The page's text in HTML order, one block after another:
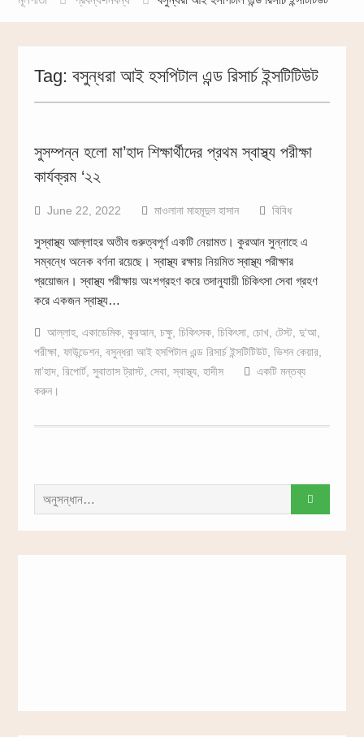
Tag: বসুন্ধরা আই হসপিটাল এন্ড রিসার্চ ইন্সটিটিউট
সুসম্পন্ন হলো মা’হাদ শিক্ষার্থীদের প্রথম স্বাস্থ্য পরীক্ষা
কার্যক্রম ‘২২
June 22, 2022 মাওলানা মাহমূদুল হাসান বিবিধ
সুস্বাস্থ্য আল্লাহর অতীব গুরুত্বপূর্ণ একটি নেয়ামত। কুরআন সুন্নাহে এ
সম্বন্ধে অনেক বর্ণনা রয়েছে। স্বাস্থ্য রক্ষায় নিয়মিত স্বাস্থ্য পরীক্ষার
প্রয়োজন। স্বাস্থ্য পরীক্ষায় অংশগ্রহণ করে তদানুযায়ী চিকিৎসা সেবা গ্রহণ
করে একজন স্বাস্থ্য…
আল্লাহ, একাডেমিক, কুরআন, চক্ষু, চিকিৎসক, চিকিৎসা, চোখ, টেস্ট, দু‘আ,
পরীক্ষা, ফাউন্ডেশন, বসুন্ধরা আই হসপিটাল এন্ড রিসার্চ ইন্সটিটিউট, ভিশন কেয়ার,
মা’হাদ, রিপোর্ট, সুবাতাস ট্রাস্ট, সেবা, স্বাস্থ্য, হাদীস
একটি মন্তব্য
করুন।
করাঃ